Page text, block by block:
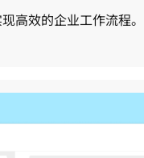
高效的企业工作流程。